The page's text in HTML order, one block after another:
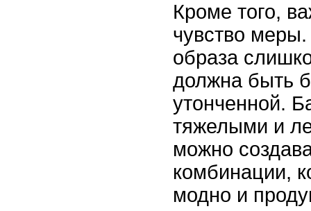
Кроме того,
чувство
образа
должна быть
утонченной.
тяжелыми и
можно
комбинации,
модно и